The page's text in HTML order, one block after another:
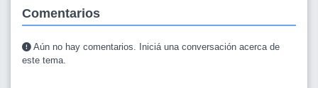
Comentarios
Aún no hay comentarios. Iniciá una conversación acerca de
este tema.